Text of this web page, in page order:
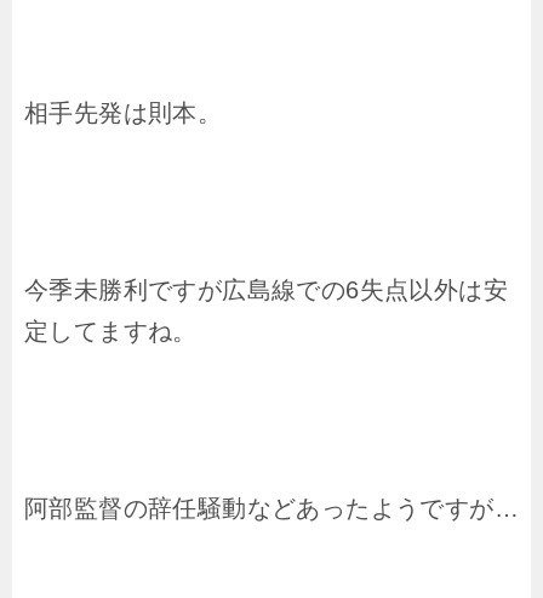
相手先発は則本。
今季未勝利ですが広島線での6失点以外は安
定してますね。
阿部監督の辞任騒動などあったようですが…